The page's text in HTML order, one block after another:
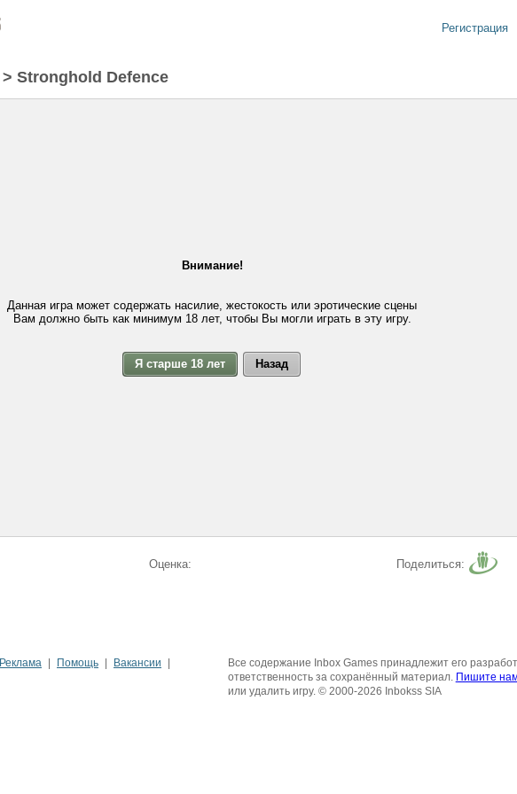
Регистрация
> Stronghold Defence
Внимание!
Данная игра может содержать насилие, жестокость или эротические сцены
Вам должно быть как минимум 18 лет, чтобы Вы могли играть в эту игру.
Я старше 18 лет Назад
Оценка: Поделиться:
Реклама Помощь
Вакансии
Все содержание Inbox Games принадлежит его
ответственность за сохранённый материал. Пишите
или удалить игру. © 2000-2026 Inbokss SIA